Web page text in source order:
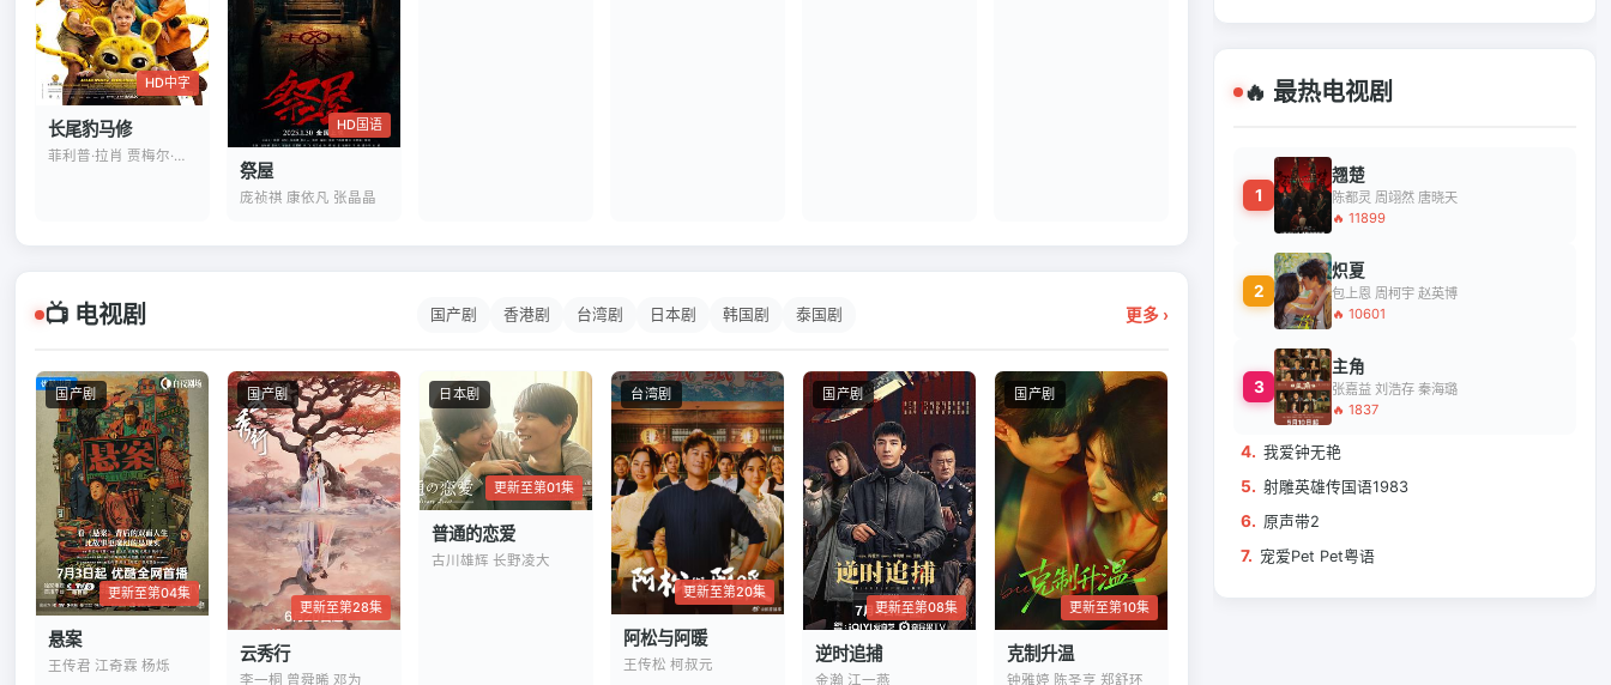
HD中字
长尾豹马修
菲利普·拉肖 贾梅尔·杜布兹
HD国语
祭屋
庞祯祺 康依凡 张晶晶
📺 电视剧 国产剧 香港剧 台湾剧 日本剧 韩国剧 泰国剧 更多 ›
国产剧
更新至第04集
悬案
王传君 江奇霖 杨烁
国产剧
更新至第28集
云秀行
李一桐 曾舜晞 邓为
日本剧
更新至第01集
普通的恋爱
古川雄辉 长野凌大
台湾剧
更新至第20集
阿松与阿暖
王传松 柯叔元
国产剧
更新至第08集
逆时追捕
金瀚 江一燕
国产剧
更新至第10集
克制升温
钟雅婷 陈圣亨 郑舒环
🔥 最热电视剧
1
翘楚
陈都灵 周翊然 唐晓天
🔥 11899
2
炽夏
包上恩 周柯宇 赵英博
🔥 10601
3
主角
张嘉益 刘浩存 秦海璐
🔥 1837
4. 我爱钟无艳
5. 射雕英雄传国语1983
6. 原声带2
7. 宠爱Pet Pet粤语